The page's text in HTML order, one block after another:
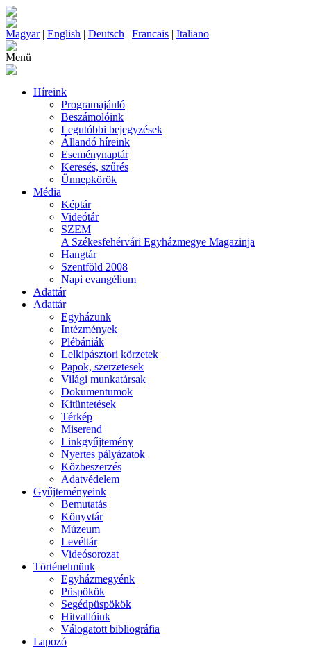
Magyar| English | Deutsch | Francais | Italiano
Menü
Híreink
Programajánló
Beszámolóink
Legutóbbi bejegyzések
Állandó híreink
Eseménynaptár
Keresés, szűrés
Ünnepkörök
Média
Képtár
Videótár
SZEM
A Székesfehérvári Egyházmegye Magazinja
Hangtár
Szentföld 2008
Napi evangélium
Adattár
Adattár
Egyházunk
Intézmények
Plébániák
Lelkipásztori körzetek
Papok, szerzetesek
Világi munkatársak
Dokumentumok
Kitüntetések
Térkép
Miserend
Linkgyűjtemény
Nyertes pályázatok
Közbeszerzés
Adatvédelem
Gyűjteményeink
Bemutatás
Könyvtár
Múzeum
Levéltár
Videósorozat
Történelmünk
Egyházmegyénk
Püspökök
Segédpüspökök
Hitvallóink
Válogatott bibliográfia
Lapozó